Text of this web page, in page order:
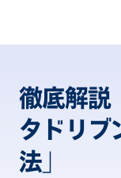
徹底解説
タドリブ
法」